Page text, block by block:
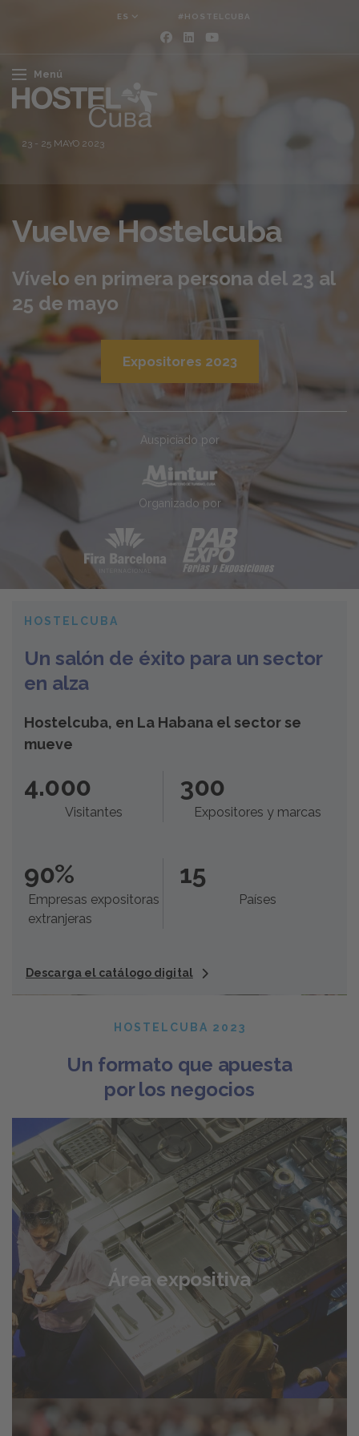
ES #HOSTELCUBA
Menú
23 - 25 MAYO 2023
Vuelve Hostelcuba
Vívelo en primera persona del 23 al
25 de mayo
Expositores 2023
Auspiciado por
Organizado por
HOSTELCUBA
Un salón de éxito para un sector
en alza
Hostelcuba, en La Habana el sector se
mueve
Visitantes
4.000
Expositores y marcas
300
Empresas expositoras
extranjeras
90%
Países
15
Descarga el catálogo digital
HOSTELCUBA 2023
Un formato que apuesta
por los negocios
Área expositiva
Área expositiva
El espacio para que nuestros expositores entren en
contacto con el mercado cubano y presenten sus
productos a los compradores más importantes del
país.